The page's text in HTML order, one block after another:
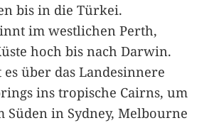
bis in die Türkei.
im westlichen Perth,
hoch bis nach Darwin.
über das Landesinnere
ins tropische Cairns, um
in Sydney, Melbourne